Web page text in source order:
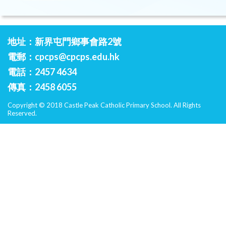
地址：新界屯門鄉事會路2號
電郵： cpcps@cpcps.edu.hk
電話：2457 4634
傳真：2458 6055
Copyright © 2018 Castle Peak Catholic Primary School. All Rights
Reserved.